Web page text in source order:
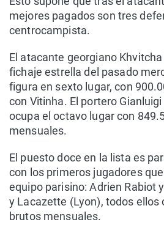
mejores pagados son tres
centrocampista.
El atacante georgiano
fichaje estrella del pasado
figura en sexto lugar, con
con Vitinha. El portero
ocupa el octavo lugar con
mensuales.
El puesto doce en la lista es
con los primeros jugadores
equipo parisino: Adrien Rabiot
y Lacazette (Lyon), todos ellos
brutos mensuales.